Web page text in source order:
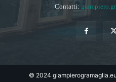
Contatti:
© 2024